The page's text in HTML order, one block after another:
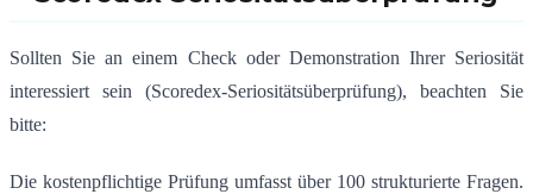
Sollten Sie an einem Check oder Demonstration Ihrer Seriosität
interessiert sein (Scoredex-Seriositätsüberprüfung), beachten Sie
bitte:
Die kostenpflichtige Prüfung umfasst über 100 strukturierte Fragen.